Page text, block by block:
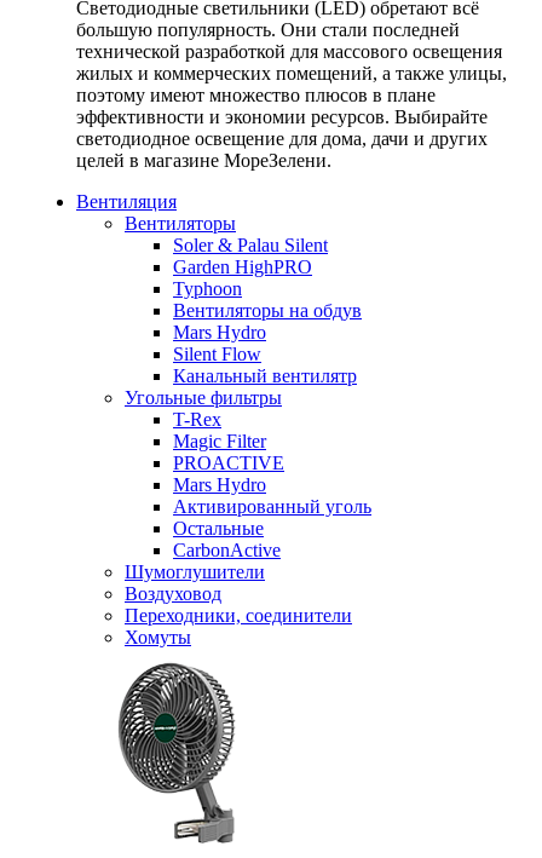
Светодиодные светильники (LED) обретают всё
большую популярность. Они стали последней
технической разработкой для массового освещения
жилых и коммерческих помещений, а также улицы,
поэтому имеют множество плюсов в плане
эффективности и экономии ресурсов. Выбирайте
светодиодное освещение для дома, дачи и других
целей в магазине МореЗелени.
Вентиляция
Вентиляторы
Soler & Palau Silent
Garden HighPRO
Typhoon
Вентиляторы на обдув
Mars Hydro
Silent Flow
Канальный вентилятр
Угольные фильтры
T-Rex
Magic Filter
PROACTIVE
Mars Hydro
Активированный уголь
Остальные
CarbonActive
Шумоглушители
Воздуховод
Переходники, соединители
Хомуты